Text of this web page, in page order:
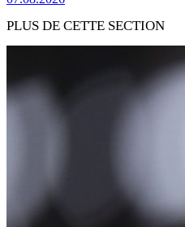
PLUS DE CETTE SECTION